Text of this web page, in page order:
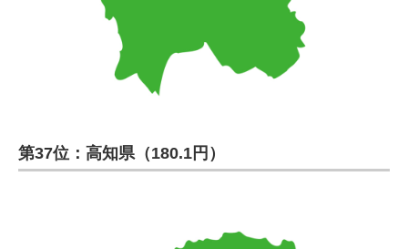
第37位：高知県（180.1円）